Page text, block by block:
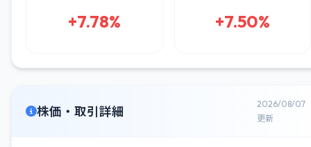
+7.78% +7.50%
株価・取引詳細
2026/08/07
更新